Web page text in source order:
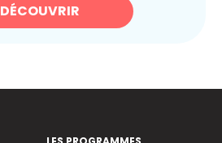
DÉCOUVRIR